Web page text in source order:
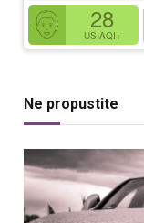
28
US AQI+
Ne propustite